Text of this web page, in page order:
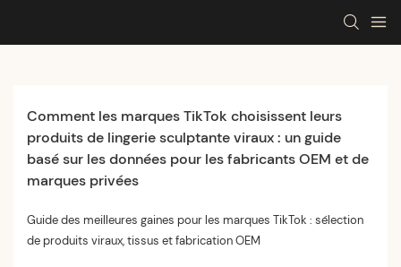
Comment les marques TikTok choisissent leurs
produits de lingerie sculptante viraux : un guide
basé sur les données pour les fabricants OEM et de
marques privées
Guide des meilleures gaines pour les marques TikTok : sélection
de produits viraux, tissus et fabrication OEM